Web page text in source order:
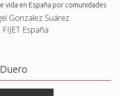
vida en España por comunidades
Gonzalez Suárez ·
España